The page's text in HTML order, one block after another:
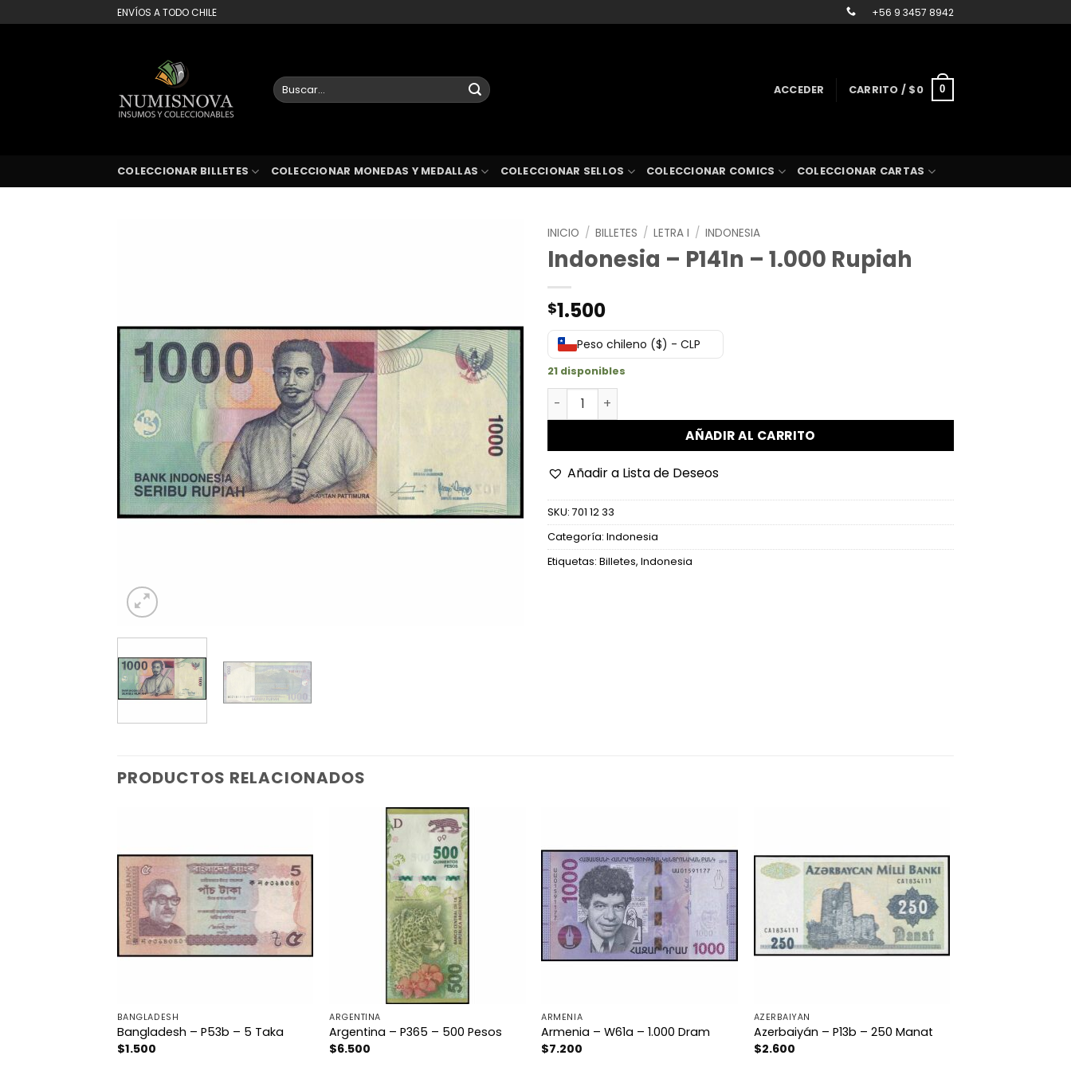
al
ENVÍOS A TODO CHILE +56 9 3457 8942
Buscar
por:
ACCEDER CARRITO / $0 0
COLECCIONAR BILLETES COLECCIONAR MONEDAS Y MEDALLAS COLECCIONAR SELLOS COLECCIONAR COMICS COLECCIONAR CARTAS
INICIO / BILLETES / LETRA I / INDONESIA
Indonesia – P141n – 1.000 Rupiah
$1.500
Peso chileno ($) - CLP
21 disponibles
Indonesia - P141n - 1.000 Rupiah cantidad
AÑADIR AL CARRITO
Añadir a Lista de Deseos
SKU: 701 12 33
Categoría: Indonesia
Etiquetas: Billetes, Indonesia
PRODUCTOS RELACIONADOS
BANGLADESH
Bangladesh – P53b – 5 Taka
$1.500
ARGENTINA
Argentina – P365 – 500 Pesos
$6.500
ARMENIA
Armenia – W61a – 1.000 Dram
$7.200
AZERBAIYÁN
Azerbaiyán – P13b – 250 Manat
$2.600